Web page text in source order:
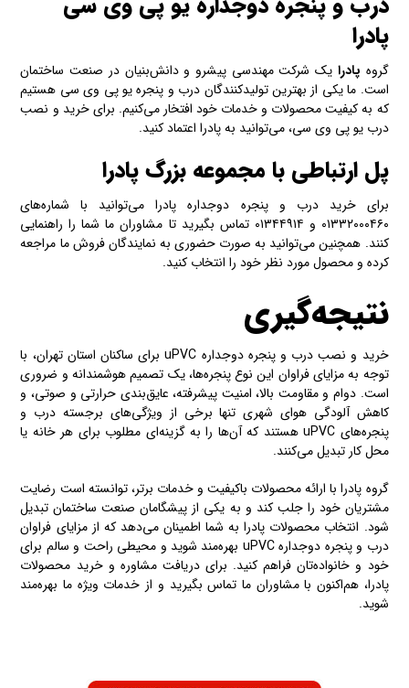
پادرا
گروه پادرا یک شرکت مهندسی پیشرو و دانش‌بنیان در صنعت ساختمان
است. ما یکی از بهترین تولیدکنندگان درب و پنجره یو پی وی سی هستیم
که به کیفیت محصولات و خدمات خود افتخار می‌کنیم. برای خرید و نصب
درب یو پی وی سی، می‌توانید به پادرا اعتماد کنید.
پل ارتباطی با مجموعه بزرگ پادرا
برای خرید درب و پنجره دوجداره پادرا می‌توانید با شماره‌های
۰۱۳۳۲۰۰۰۴۶۰ و ۰۱۳۴۴۹۱۴ تماس بگیرید تا مشاوران ما شما را راهنمایی
کنند. همچنین می‌توانید به صورت حضوری به نمایندگان فروش ما مراجعه
کرده و محصول مورد نظر خود را انتخاب کنید.
نتیجه‌گیری
خرید و نصب درب و پنجره دوجداره uPVC برای ساکنان استان تهران، با
توجه به مزایای فراوان این نوع پنجره‌ها، یک تصمیم هوشمندانه و ضروری
است. دوام و مقاومت بالا، امنیت پیشرفته، عایق‌بندی حرارتی و صوتی، و
کاهش آلودگی هوای شهری تنها برخی از ویژگی‌های برجسته درب و
پنجره‌های uPVC هستند که آن‌ها را به گزینه‌ای مطلوب برای هر خانه یا
محل کار تبدیل می‌کنند.
گروه پادرا با ارائه محصولات باکیفیت و خدمات برتر، توانسته است رضایت
مشتریان خود را جلب کند و به یکی از پیشگامان صنعت ساختمان تبدیل
شود. انتخاب محصولات پادرا به شما اطمینان می‌دهد که از مزایای فراوان
درب و پنجره دوجداره uPVC بهره‌مند شوید و محیطی راحت و سالم برای
خود و خانواده‌تان فراهم کنید. برای دریافت مشاوره و خرید محصولات
پادرا، هم‌اکنون با مشاوران ما تماس بگیرید و از خدمات ویژه ما بهره‌مند
شوید.